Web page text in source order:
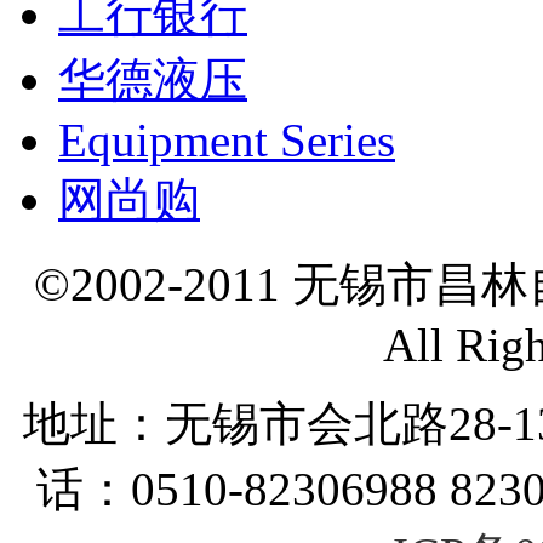
工行银行
华德液压
Equipment Series
网尚购
©2002-2011 无锡市昌
All
地址：无锡市会北路28-
话：0510-82306988